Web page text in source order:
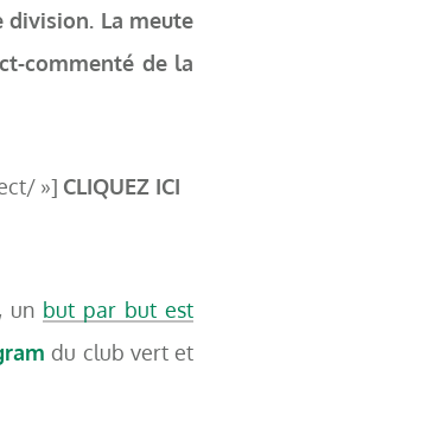
division. La meute
commenté de la
»] CLIQUEZ ICI
un but par but est
du club vert et